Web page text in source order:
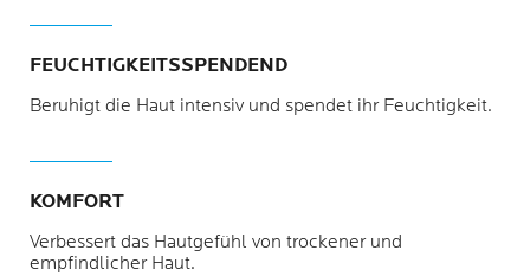
FEUCHTIGKEITSSPENDEND
Beruhigt die Haut intensiv und spendet ihr Feuchtigkeit.
KOMFORT
Verbessert das Hautgefühl von trockener und
empfindlicher Haut.